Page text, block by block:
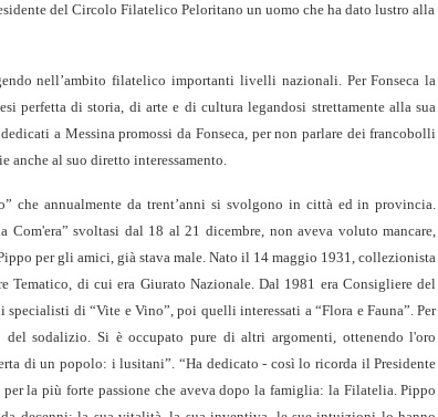
del Circolo Filatelico Peloritano un uomo che ha dato lustro alla
nell’ambito filatelico importanti livelli nazionali. Per Fonseca la
perfetta di storia, di arte e di cultura legandosi strettamente alla sua
a Messina promossi da Fonseca, per non parlare dei francobolli
anche al suo diretto interessamento.
che annualmente da trent’anni si svolgono in città ed in provincia.
svoltasi dal 18 al 21 dicembre, non aveva voluto mancare,
per gli amici, già stava male. Nato il 14 maggio 1931, collezionista
Tematico, di cui era Giurato Nazionale. Dal 1981 era Consigliere del
di “Vite e Vino”, poi quelli interessati a “Flora e Fauna”. Per
sodalizio. Si è occupato pure di altri argomenti, ottenendo l'oro
di un popolo: i lusitani”. “Ha dedicato - così lo ricorda il Presidente
la più forte passione che aveva dopo la famiglia: la Filatelia. Pippo